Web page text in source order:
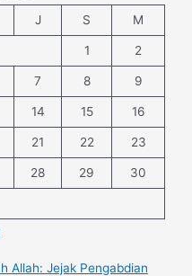
J S M
1 2
7 8 9
14 15 16
21 22 23
28 29 30
Allah: Jejak Pengabdian